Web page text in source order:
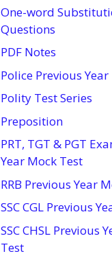
One-word
Questions
PDF Notes
Police Previous
Polity Test Series
Preposition
PRT, TGT & PGT
Year Mock Test
RRB Previous Year
SSC CGL Previous
SSC CHSL Previous
Test